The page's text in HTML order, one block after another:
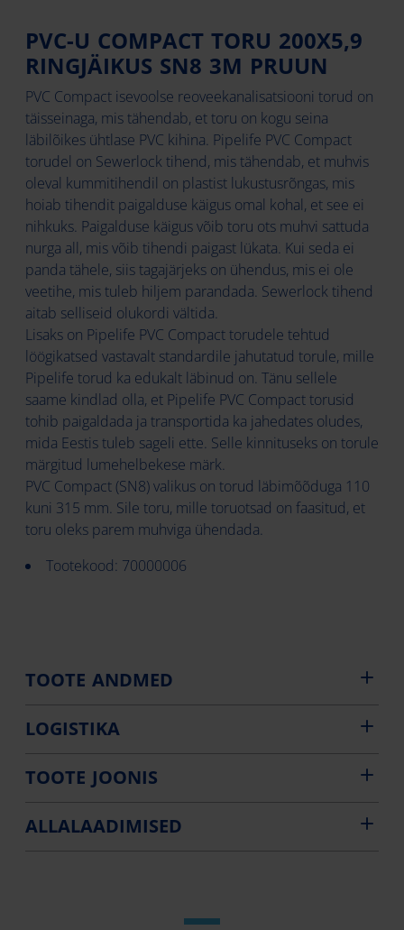
PVC-U COMPACT TORU 200X5,9
RINGJÄIKUS SN8 3M PRUUN
PVC Compact isevoolse reoveekanalisatsiooni torud on
täisseinaga, mis tähendab, et toru on kogu seina
läbilõikes ühtlase PVC kihina. Pipelife PVC Compact
torudel on Sewerlock tihend, mis tähendab, et muhvis
oleval kummitihendil on plastist lukustusrõngas, mis
hoiab tihendit paigalduse käigus omal kohal, et see ei
nihkuks. Paigalduse käigus võib toru ots muhvi sattuda
nurga all, mis võib tihendi paigast lükata. Kui seda ei
panda tähele, siis tagajärjeks on ühendus, mis ei ole
veetihe, mis tuleb hiljem parandada. Sewerlock tihend
aitab selliseid olukordi vältida.
Lisaks on Pipelife PVC Compact torudele tehtud
löögikatsed vastavalt standardile jahutatud torule, mille
Pipelife torud ka edukalt läbinud on. Tänu sellele
saame kindlad olla, et Pipelife PVC Compact torusid
tohib paigaldada ja transportida ka jahedates oludes,
mida Eestis tuleb sageli ette. Selle kinnituseks on torule
märgitud lumehelbekese märk.
PVC Compact (SN8) valikus on torud läbimõõduga 110
kuni 315 mm. Sile toru, mille toruotsad on faasitud, et
toru oleks parem muhviga ühendada.
Tootekood: 70000006
TOOTE ANDMED
LOGISTIKA
TOOTE JOONIS
ALLALAADIMISED